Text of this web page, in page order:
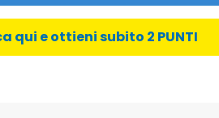
qui e ottieni subito 2 PUNTI